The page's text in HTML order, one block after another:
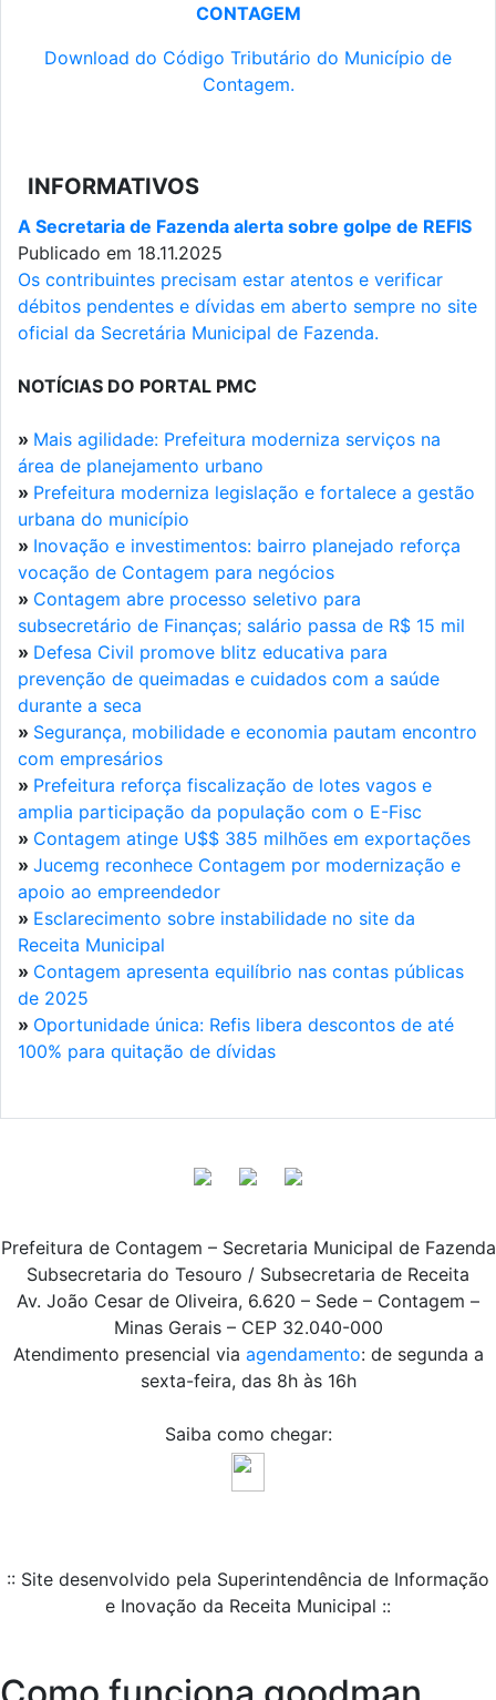
CONTAGEM
Download do Código Tributário do Município de
Contagem.
INFORMATIVOS
A Secretaria de Fazenda alerta sobre golpe de REFIS
Publicado em 18.11.2025
Os contribuintes precisam estar atentos e verificar
débitos pendentes e dívidas em aberto sempre no site
oficial da Secretária Municipal de Fazenda.
NOTÍCIAS DO PORTAL PMC
» Mais agilidade: Prefeitura moderniza serviços na
área de planejamento urbano
» Prefeitura moderniza legislação e fortalece a gestão
urbana do município
» Inovação e investimentos: bairro planejado reforça
vocação de Contagem para negócios
» Contagem abre processo seletivo para
subsecretário de Finanças; salário passa de R$ 15 mil
» Defesa Civil promove blitz educativa para
prevenção de queimadas e cuidados com a saúde
durante a seca
» Segurança, mobilidade e economia pautam encontro
com empresários
» Prefeitura reforça fiscalização de lotes vagos e
amplia participação da população com o E-Fisc
» Contagem atinge U$$ 385 milhões em exportações
» Jucemg reconhece Contagem por modernização e
apoio ao empreendedor
» Esclarecimento sobre instabilidade no site da
Receita Municipal
» Contagem apresenta equilíbrio nas contas públicas
de 2025
» Oportunidade única: Refis libera descontos de até
100% para quitação de dívidas
Prefeitura de Contagem – Secretaria Municipal de Fazenda
Subsecretaria do Tesouro / Subsecretaria de Receita
Av. João Cesar de Oliveira, 6.620 – Sede – Contagem –
Minas Gerais – CEP 32.040-000
Atendimento presencial via agendamento: de segunda a
sexta-feira, das 8h às 16h
Saiba como chegar:
:: Site desenvolvido pela Superintendência de Informação
e Inovação da Receita Municipal ::